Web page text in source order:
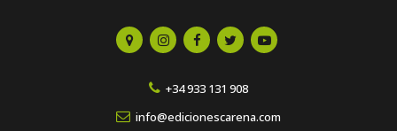
+34 933 131 908
info@edicionescarena.com